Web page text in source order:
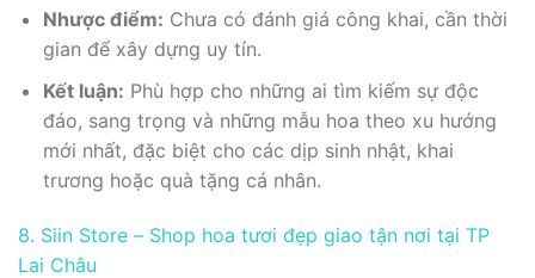
Nhược điểm: Chưa có đánh giá công khai, cần thời
gian để xây dựng uy tín.
Kết luận: Phù hợp cho những ai tìm kiếm sự độc
đáo, sang trọng và những mẫu hoa theo xu hướng
mới nhất, đặc biệt cho các dịp sinh nhật, khai
trương hoặc quà tặng cá nhân.
8. Siin Store – Shop hoa tươi đẹp giao tận nơi tại TP
Lai Châu